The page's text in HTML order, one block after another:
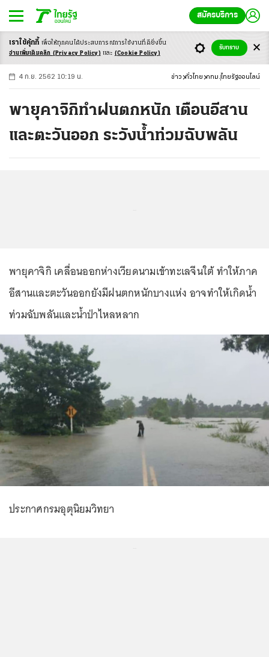
สมัครบริการ
-ก ก ก+
4 ก.ย. 2562 10:19 น. ข่าว ทั่วไทย กทม. ไทยรัฐออนไลน์
พายุคาจิกิทำฝนตกหนัก เตือนอีสาน
และตะวันออก ระวังน้ำท่วมฉับพลัน
พายุคาจิกิ เคลื่อนออกห่างเวียดนามเข้าทะเลจีนใต้ ทำให้ภาค
อีสานและตะวันออกยังมีฝนตกหนักบางแห่ง อาจทำให้เกิดน้ำ
ท่วมฉับพลันและน้ำป่าไหลหลาก
ประกาศกรมอุตุนิยมวิทยา
เราใช้คุ้กกี้ เพื่อให้ทุกคนได้ประสบการณ์การใช้งานที่ดียิ่งขึ้น
อ่านเพิ่มเติมคลิก (Privacy Policy) และ (Cookie Policy)
รับทราบ